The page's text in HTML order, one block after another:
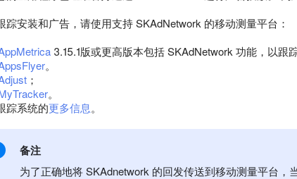
踪安装和广告，请使用支持 SKAdNetwork 的移动测量平台：
3.15.1版或更高版本包括 SKAdNetwork 功能，以跟
。
；
。
踪系统的更多信息。
备注
为了正确地将 SKAdnetwork 的回发传送到移动测量平台，